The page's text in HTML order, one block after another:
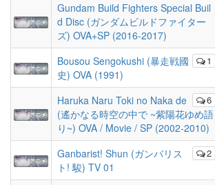
Gundam Build Fighters Special Buil
d Disc (ガンダムビルドファイター
ズ) OVA+SP (2016-2017)
1
Bousou Sengokushi (暴走戦國
史) OVA (1991)
6
Haruka Naru Toki no Naka de
(遙かなる時空の中で ~紫陽花ゆめ語
り~) OVA / Movie / SP (2002-2010)
2
Ganbarist! Shun (ガンバリス
ト! 駿) TV 01